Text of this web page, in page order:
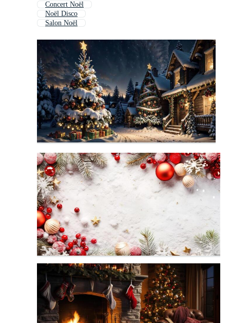
Concert Noël
Noël Disco
Salon Noël